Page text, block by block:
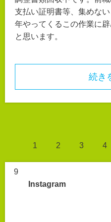
支払い証明書等、集めな
年やってくるこの作業に
と思います。
続き
1 2 3 4
9
Instagram